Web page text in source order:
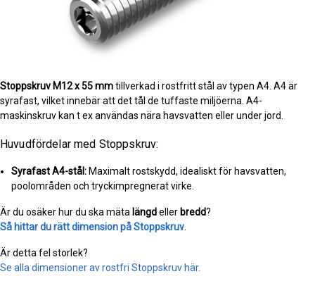
Stoppskruv M12 x 55 mmtillverkad i rostfritt stål av typen A4. A4 är
syrafast, vilket innebär att det tål de tuffaste miljöerna. A4-
maskinskruv kan t ex användas nära havsvatten eller under jord.
Huvudfördelar med Stoppskruv:
Syrafast A4-stål: Maximalt rostskydd, idealiskt för havsvatten,
poolområden och tryckimpregnerat virke.
Är du osäker hur du ska mäta längdeller bredd?
Så hittar du rätt dimension på Stoppskruv
Är detta fel storlek?
Se alla dimensioner av rostfri Stoppskruv här.